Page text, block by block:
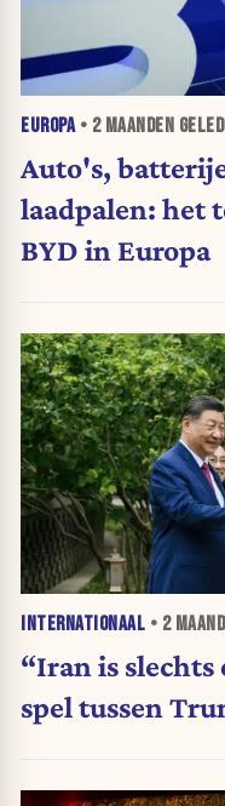
EUROPA• 2 MAANDEN
Auto's,
laadpalen: het
BYD in Europa
INTERNATIONAAL • 2
“Iran is
spel tussen